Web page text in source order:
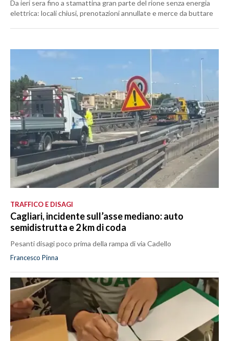
Da ieri sera fino a stamattina gran parte del rione senza energia
elettrica: locali chiusi, prenotazioni annullate e merce da buttare
TRAFFICO E DISAGI
Cagliari, incidente sull’asse mediano: auto
semidistrutta e 2 km di coda
Pesanti disagi poco prima della rampa di via Cadello
Francesco Pinna